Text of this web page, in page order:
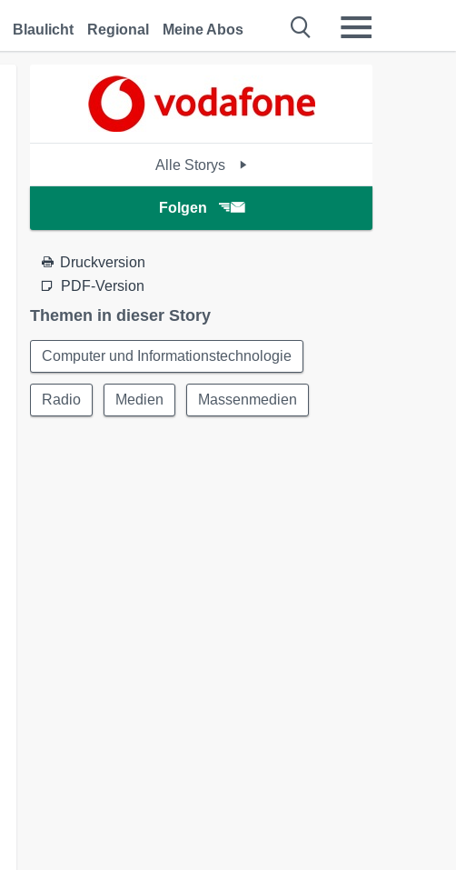
Blaulicht Regional Meine Abos
Alle Storys
Folgen
Druckversion
PDF-Version
Themen in dieser Story
Computer und Informationstechnologie
Radio Medien Massenmedien